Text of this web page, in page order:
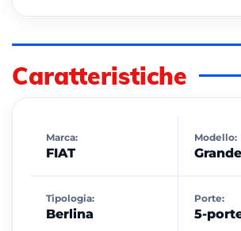
Caratteristiche
Marca:
FIAT
Modello:
Tipologia:
Berlina
Porte:
5-